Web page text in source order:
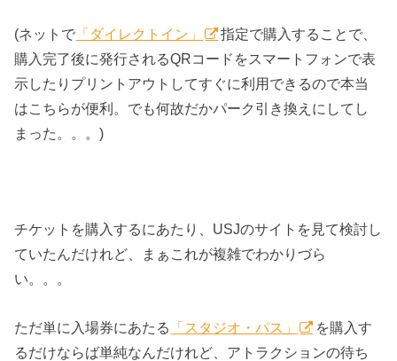
(ネットで 「ダイレクトイン」
指定で購入することで、
購入完了後に発行されるQRコードをスマートフォンで表
示したりプリントアウトしてすぐに利用できるので本当
はこちらが便利。でも何故だかパーク引き換えにしてし
まった。。。)
チケットを購入するにあたり、USJのサイトを見て検討し
ていたんだけれど、まぁこれが複雑でわかりづら
い。。。
ただ単に入場券にあたる 「スタジオ・パス」
を購入す
るだけならば単純なんだけれど、アトラクションの待ち